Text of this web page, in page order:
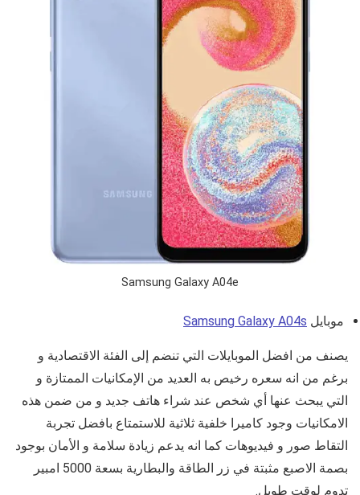
Samsung Galaxy A04e
موبايل Samsung Galaxy A04s
يصنف من افضل الموبايلات التي تنضم إلى الفئة الاقتصادية و
برغم من انه سعره رخيص به العديد من الإمكانيات الممتازة و
التي يبحث عنها أي شخص عند شراء هاتف جديد و من ضمن هذه
الامكانيات وجود كاميرا خلفية ثلاثية للاستمتاع بافضل تجربة
التقاط صور و فيديوهات كما انه يدعم زيادة سلامة و الأمان بوجود
بصمة الاصبع مثبتة في زر الطاقة والبطارية بسعة 5000 امبير
تدوم لوقت طويل.